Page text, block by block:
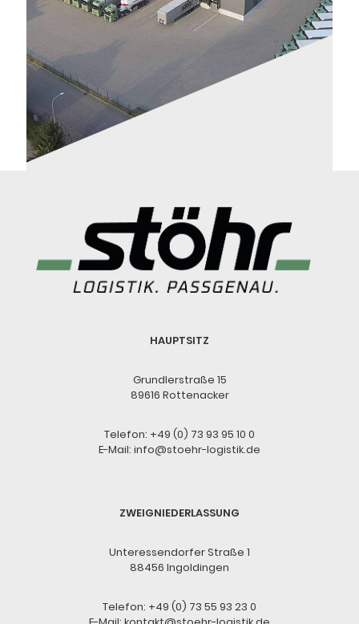
HAUPTSITZ
Grundlerstraße 15
89616 Rottenacker
Telefon: +49 (0) 73 93 95 10 0
E-Mail: info@stoehr-logistik.de
ZWEIGNIEDERLASSUNG
Unteressendorfer Straße 1
88456 Ingoldingen
Telefon: +49 (0) 73 55 93 23 0